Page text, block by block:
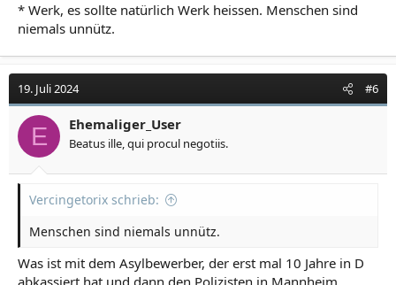
* Werk, es sollte natürlich Werk heissen. Menschen sind
niemals unnütz.
19. Juli 2024 #6
E Ehemaliger_User
Beatus ille, qui procul negotiis.
Vercingetorix schrieb:
Menschen sind niemals unnütz.
Was ist mit dem Asylbewerber, der erst mal 10 Jahre in D
abkassiert hat und dann den Polizisten in Mannheim